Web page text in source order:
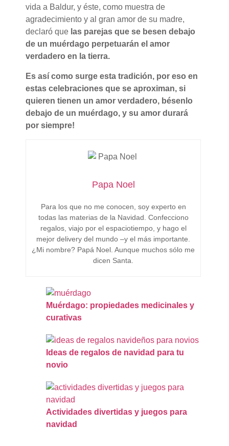
vida a Baldur, y éste, como muestra de
agradecimiento y al gran amor de su madre,
declaró que las parejas que se besen debajo
de un muérdago perpetuarán el amor
verdadero en la tierra.
Es así como surge esta tradición, por eso en
estas celebraciones que se aproximan, si
quieren tienen un amor verdadero, bésenlo
debajo de un muérdago, y su amor durará
por siempre!
Papa Noel
Para los que no me conocen, soy experto en
todas las materias de la Navidad. Confecciono
regalos, viajo por el espaciotiempo, y hago el
mejor delivery del mundo –y el más importante.
¿Mi nombre? Papá Noel. Aunque muchos sólo me
dicen Santa.
Muérdago: propiedades medicinales y
curativas
Ideas de regalos de navidad para tu
novio
Actividades divertidas y juegos para
navidad